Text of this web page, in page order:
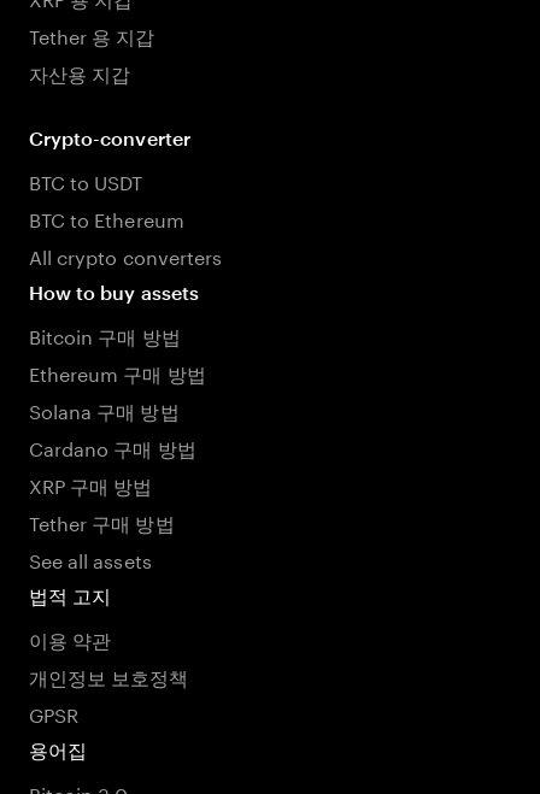
Tether 용 지갑
자산용 지갑
Crypto-converter
BTC to USDT
BTC to Ethereum
All crypto converters
How to buy assets
Bitcoin 구매 방법
Ethereum 구매 방법
Solana 구매 방법
Cardano 구매 방법
XRP 구매 방법
Tether 구매 방법
See all assets
법적 고지
이용 약관
개인정보 보호정책
GPSR
용어집